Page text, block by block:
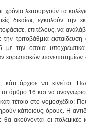
χρόνια λειτουργούν τα
δικαίως εγκαλούν την
επιτέλους, να
την τριτοβάθμια
με την οποία υποχρεωτικά
ευρωπαϊκών πανεπιστημίων
κάτι άρχισε να κινείται.
άρθρο 16 και να
τέτοιο στο νομοσχέδιο;
κάποιους όρους. Η
ακούγονται οι πολεμικές